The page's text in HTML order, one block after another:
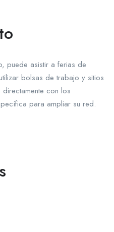
puede asistir a ferias de
bolsas de trabajo y sitios
con los
para ampliar su red.